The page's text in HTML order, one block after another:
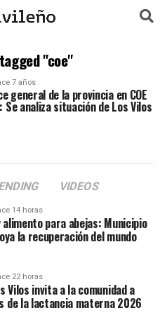
"coe"
7 años
general de la provincia en COE
Se analiza situación de Los Vilos
VIDEOS
14 horas
para abejas: Municipio
la recuperación del mundo
22 horas
Vilos invita a la comunidad a
de la lactancia materna 2026